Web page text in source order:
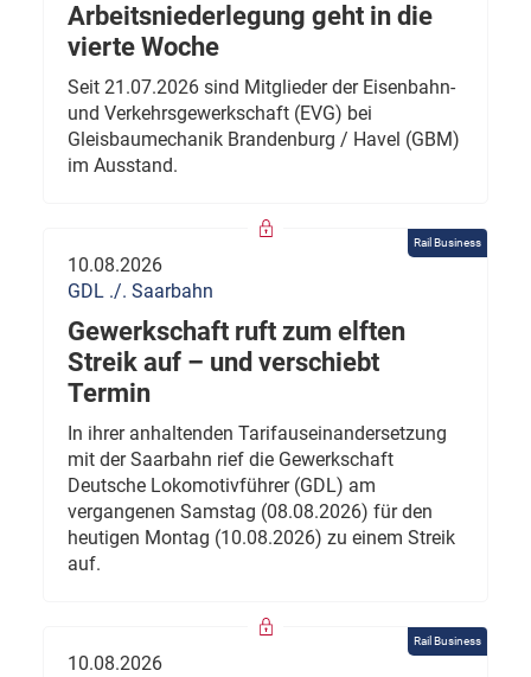
Arbeitsniederlegung geht in die
vierte Woche
Seit 21.07.2026 sind Mitglieder der Eisenbahn-
und Verkehrsgewerkschaft (EVG) bei
Gleisbaumechanik Brandenburg / Havel (GBM)
im Ausstand.
Rail Business
10.08.2026
GDL ./. Saarbahn
Gewerkschaft ruft zum elften
Streik auf – und verschiebt
Termin
In ihrer anhaltenden Tarifauseinandersetzung
mit der Saarbahn rief die Gewerkschaft
Deutsche Lokomotivführer (GDL) am
vergangenen Samstag (08.08.2026) für den
heutigen Montag (10.08.2026) zu einem Streik
auf.
Rail Business
10.08.2026